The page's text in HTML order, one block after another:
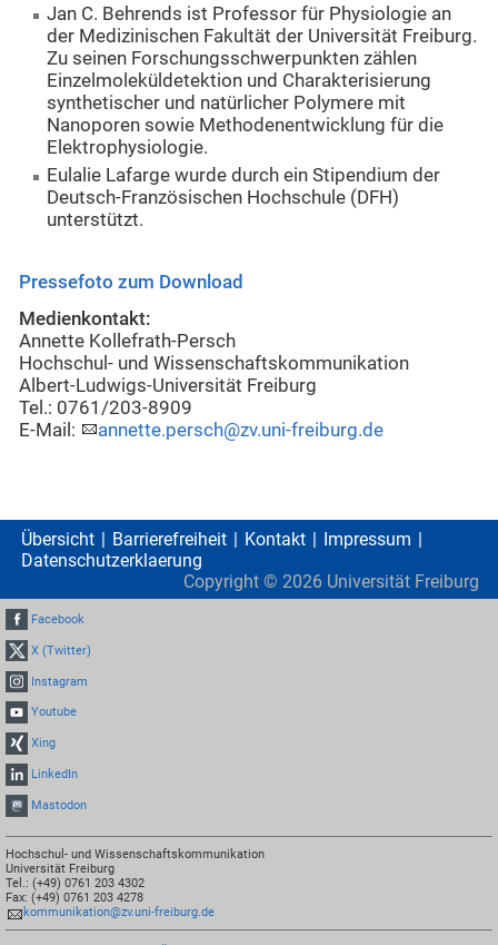
Jan C. Behrends ist Professor für Physiologie an
der Medizinischen Fakultät der Universität Freiburg.
Zu seinen Forschungsschwerpunkten zählen
Einzelmoleküldetektion und Charakterisierung
synthetischer und natürlicher Polymere mit
Nanoporen sowie Methodenentwicklung für die
Elektrophysiologie.
Eulalie Lafarge wurde durch ein Stipendium der
Deutsch-Französischen Hochschule (DFH)
unterstützt.
Pressefoto zum Download
Medienkontakt:
Annette Kollefrath-Persch
Hochschul- und Wissenschaftskommunikation
Albert-Ludwigs-Universität Freiburg
Tel.: 0761/203-8909
E-Mail:
annette.persch@zv.uni-freiburg.de
Übersicht Barrierefreiheit Kontakt
Impressum
Datenschutzerklaerung
Copyright © 2026 Universität Freiburg
Facebook
X (Twitter)
Instagram
Youtube
Xing
LinkedIn
Mastodon
Hochschul- und Wissenschaftskommunikation
Universität Freiburg
Tel.: (+49) 0761 203 4302
Fax: (+49) 0761 203 4278
kommunikation@zv.uni-freiburg.de